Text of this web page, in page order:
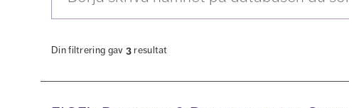
Din filtrering gav 3 resultat